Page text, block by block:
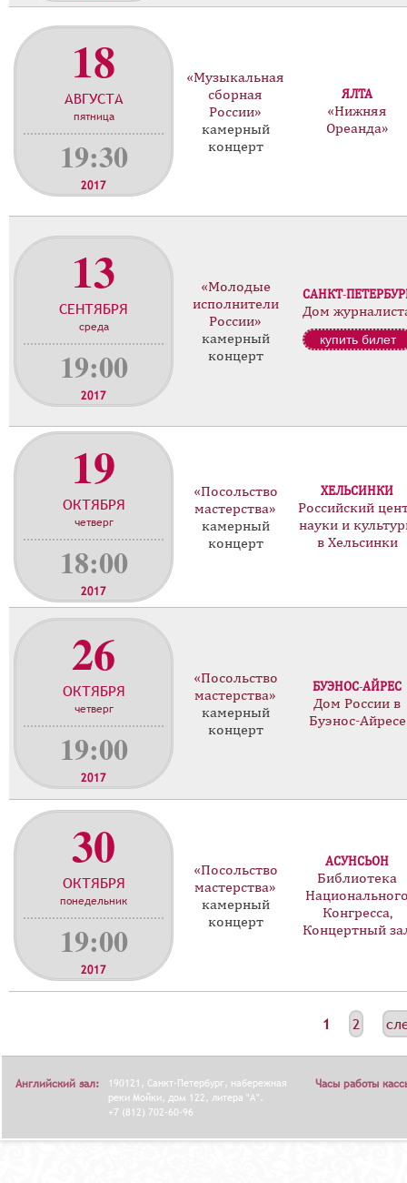
18
АВГУСТА
пятница
19:30
2017
«Музыкальная
сборная
России»
камерный
концерт
ЯЛТА
«Нижняя
Ореанда»
13
СЕНТЯБРЯ
среда
19:00
2017
«Молодые
исполнители
России»
камерный
концерт
САНКТ-
Дом
купить билет
19
ОКТЯБРЯ
четверг
18:00
2017
«Посольство
мастерства»
камерный
концерт
ХЕЛЬСИНКИ
Российский
науки и
в Хельсинки
26
ОКТЯБРЯ
четверг
19:00
2017
«Посольство
мастерства»
камерный
концерт
БУЭНОС-АЙРЕС
Дом России в
Буэнос-Айресе
30
ОКТЯБРЯ
понедельник
19:00
2017
«Посольство
мастерства»
камерный
концерт
АСУНСЬОН
Библиотека
Конгресса,
Концертный
Р
И
1 2
Английский зал:
190121, Санкт-Петербург, набережная
реки Мойки, дом 122, литера "А".
+7 (812) 702-60-96
Часы работы